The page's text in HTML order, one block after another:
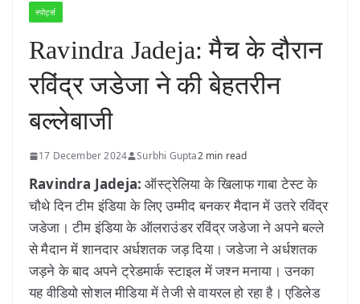
स्पोर्ट्स
Ravindra Jadeja: मैच के दौरान
रविंद्र जडेजा ने की बेहतरीन
बल्लेबाजी
17 December 2024 Surbhi Gupta2 min read
Ravindra Jadeja:ऑस्ट्रेलिया के खिलाफ गाबा टेस्ट के
चौथे दिन टीम इंडिया के लिए उम्मीद बनकर मैदान में उतरे रविंद्र
जडेजा। टीम इंडिया के ऑलराउंडर रविंद्र जडेजा ने अपने बल्ले
से मैदान में शानदार अर्धशतक जड़ दिया। जडेजा ने अर्धशतक
जड़ने के बाद अपने ट्रेडमार्क स्टाइल में जश्न मनाया। उनका
यह वीडियो सोशल मीडिया में तेजी से वायरल हो रहा है। एडिलेड